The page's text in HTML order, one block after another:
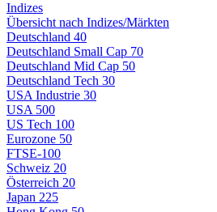
Indizes
Übersicht nach Indizes/Märkten
Deutschland 40
Deutschland Small Cap 70
Deutschland Mid Cap 50
Deutschland Tech 30
USA Industrie 30
USA 500
US Tech 100
Eurozone 50
FTSE-100
Schweiz 20
Österreich 20
Japan 225